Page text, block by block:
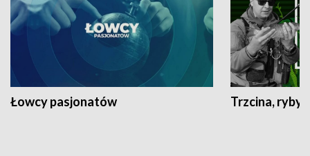
Łowcy pasjonatów Trzcina, ryby